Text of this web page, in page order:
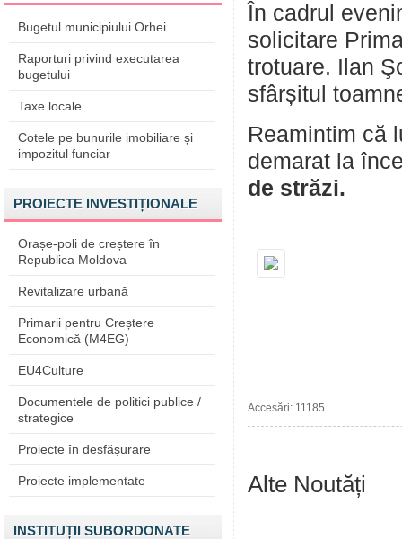
Bugetul municipiului Orhei
Raporturi privind executarea
bugetului
Taxe locale
Cotele pe bunurile imobiliare și
impozitul funciar
PROIECTE INVESTIȚIONALE
Orașe-poli de creștere în
Republica Moldova
Revitalizare urbană
Primarii pentru Creștere
Economică (M4EG)
EU4Culture
Documentele de politici publice /
strategice
Proiecte în desfășurare
Proiecte implementate
INSTITUȚII SUBORDONATE
În cadrul
solicitare
trotuare. Ilan
sfârșitul
Reamintim că
demarat la
de străzi.
Accesări: 11185
Alte Noutăți